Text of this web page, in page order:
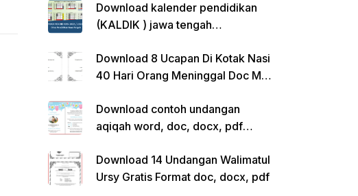
Download kalender pendidikan
(KALDIK ) jawa tengah
Download 8 Ucapan Di Kotak Nasi
40 Hari Orang Meninggal Doc Ms.
Download contoh undangan
aqiqah word, doc, docx, pdf
Download 14 Undangan Walimatul
Ursy Gratis Format doc, docx, pdf